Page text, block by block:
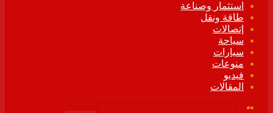
استثمار وصناعة
طاقة ونقل
إتصالات
سياحة
سيارات
منوعات
فيديو
المقالات